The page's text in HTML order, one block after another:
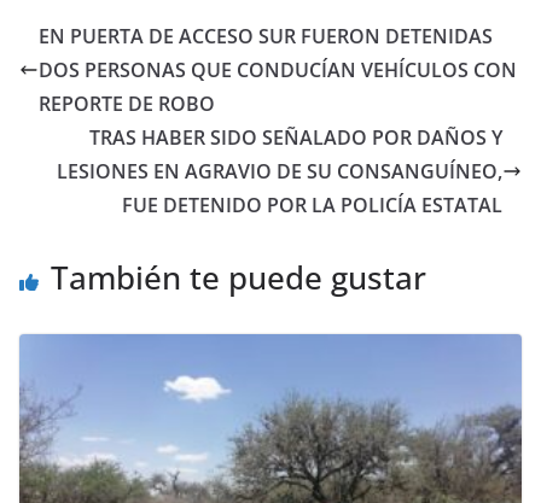
EN PUERTA DE ACCESO SUR FUERON DETENIDAS
DOS PERSONAS QUE CONDUCÍAN VEHÍCULOS CON
REPORTE DE ROBO
TRAS HABER SIDO SEÑALADO POR DAÑOS Y
LESIONES EN AGRAVIO DE SU CONSANGUÍNEO,
FUE DETENIDO POR LA POLICÍA ESTATAL
También te puede gustar